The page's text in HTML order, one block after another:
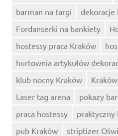
barman na targi
dekoracje
Fordanserki na bankiety
hostessy praca Kraków
hurtownia artykułów
klub nocny Kraków
Laser tag arena
pokazy
praca hostessy
praktyczny
pub Kraków
striptizer